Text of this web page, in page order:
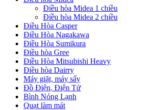
Điều hòa Midea 1 chiều
Điều hòa Midea 2 chiều
Điều Hòa Casper
Điều Hòa Nagakawa
Điều Hòa Sumikura
Điều hòa Gree
Điều Hòa Mitsubishi Heavy
Điều hòa Dairry
Máy giặt, máy sấy
Đồ Điện, Điện Tử
Bình Nóng Lạnh
Quạt làm mát